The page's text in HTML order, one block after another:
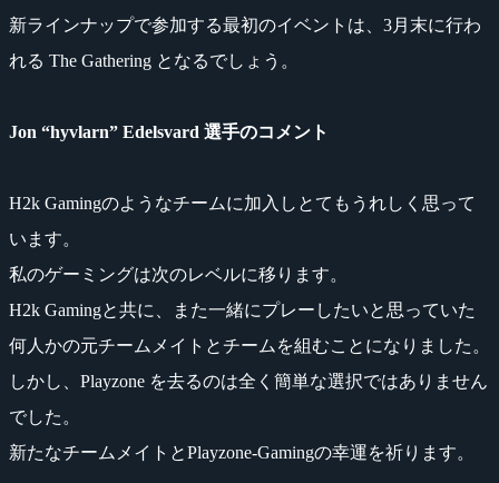
新ラインナップで参加する最初のイベントは、3月末に行わ
れる The Gathering となるでしょう。
Jon “hyvlarn” Edelsvard 選手のコメント
H2k Gamingのようなチームに加入しとてもうれしく思って
います。
私のゲーミングは次のレベルに移ります。
H2k Gamingと共に、また一緒にプレーしたいと思っていた
何人かの元チームメイトとチームを組むことになりました。
しかし、Playzone を去るのは全く簡単な選択ではありません
でした。
新たなチームメイトとPlayzone-Gamingの幸運を祈ります。